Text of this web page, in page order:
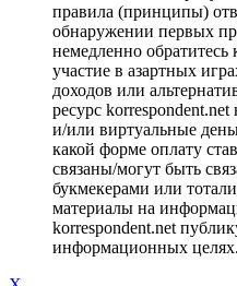
правила (принципы)
обнаружении первых
немедленно
участие в азартных
доходов или
ресурс
и/или виртуальные
какой форме оплату
связаны/могут быть
букмекерами или
материалы на
korrespondent.net
информационных целях.